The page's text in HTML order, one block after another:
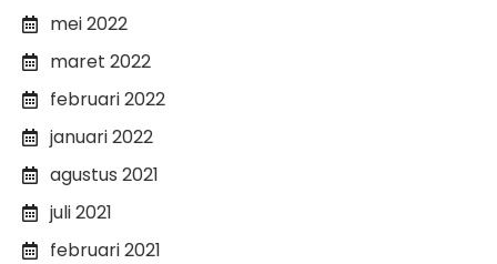
mei 2022
maret 2022
februari 2022
januari 2022
agustus 2021
juli 2021
februari 2021